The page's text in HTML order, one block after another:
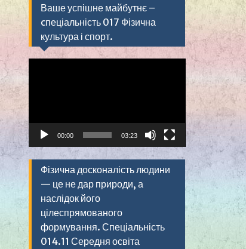
Ваше успішне майбутнє –
cпеціальність 017 Фізична
культура і спорт.
00:00 03:23
Фізична досконалість людини
— це не дар природи, а
наслідок його
цілеспрямованого
формування. Спеціальність
014.11 Середня освіта